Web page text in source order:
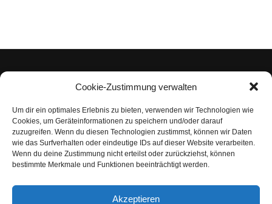
Cookie-Zustimmung verwalten
Um dir ein optimales Erlebnis zu bieten, verwenden wir Technologien wie
Cookies, um Geräteinformationen zu speichern und/oder darauf
zuzugreifen. Wenn du diesen Technologien zustimmst, können wir Daten
wie das Surfverhalten oder eindeutige IDs auf dieser Website verarbeiten.
Wenn du deine Zustimmung nicht erteilst oder zurückziehst, können
bestimmte Merkmale und Funktionen beeinträchtigt werden.
Akzeptieren
Impressum
Datenschutzerklärung
Nutzungsbedingungen | Haftungsausschluss
AGB